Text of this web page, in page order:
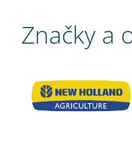
Značky a